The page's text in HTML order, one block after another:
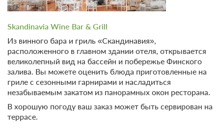
Телевизор
Wi-Fi
2 гостя
Моментальное подтверждение
В стоимость входит:
Тариф Стандартный 2026, Включен завтрак "шведский
стол"
Бесплатная отмена до 20 августа 2026 23:59; При отмене
после 21 августа 2026 00:00 оплата не возвращается
Skandinavia Wine Bar & Grill
Из винного бара и гриль «Скандинавия»,
расположенного в главном здании отеля, открывается
великолепный вид на бассейн и побережье Финского
залива. Вы можете оценить блюда приготовленные на
гриле с сезонными гарнирами и насладиться
незабываемым закатом из панорамных окон ресторана.
В хорошую погоду ваш заказ может быть сервирован на
террасе.